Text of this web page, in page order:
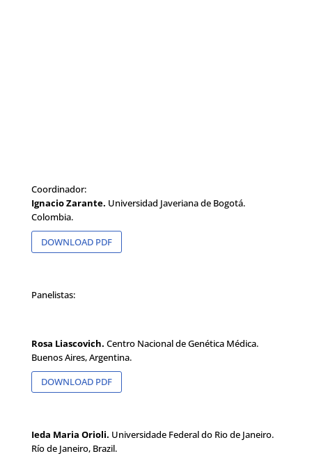
Coordinador:
Ignacio Zarante. Universidad Javeriana de Bogotá.
Colombia.
DOWNLOAD PDF
Panelistas:
Rosa Liascovich. Centro Nacional de Genética Médica.
Buenos Aires, Argentina.
DOWNLOAD PDF
Ieda Maria Orioli. Universidade Federal do Rio de Janeiro.
Río de Janeiro, Brazil.